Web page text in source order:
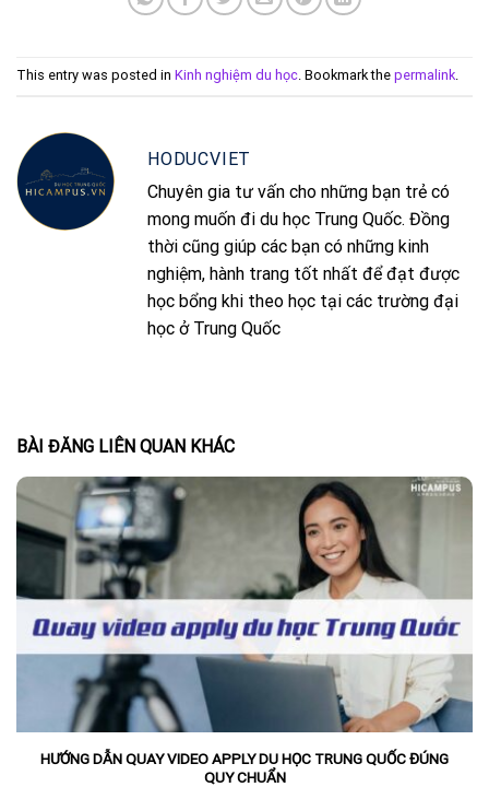
This entry was posted in Kinh nghiệm du học. Bookmark the permalink.
HODUCVIET
Chuyên gia tư vấn cho những bạn trẻ có
mong muốn đi du học Trung Quốc. Đồng
thời cũng giúp các bạn có những kinh
nghiệm, hành trang tốt nhất để đạt được
học bổng khi theo học tại các trường đại
học ở Trung Quốc
BÀI ĐĂNG LIÊN QUAN KHÁC
HƯỚNG DẪN QUAY VIDEO APPLY DU HỌC TRUNG QUỐC ĐÚNG
QUY CHUẨN